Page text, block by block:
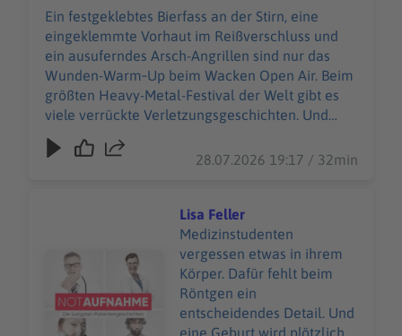
viele verrückte
Verletzungsgeschichten.
Und Wiebke Düsberg
macht sich nicht vom
(berühmtesten) Acker,
sondern nimmt die
heilende Herausforderung
500 weiteren
Rescue Squads. 85.000
W:O:A-Fans sind in guten
Händen beim
24‑Stunden‑Sanitätsdienst.
Selbst im schrägsten
*Schlammassel* …
WERBUNG Hier gibt es
Ein festgeklebtes Bierfass an der Stirn, eine
eingeklemmte Vorhaut im Reißverschluss und
ein ausuferndes Arsch-Angrillen sind nur das
Wunden-Warm‑Up beim Wacken Open Air. Beim
größten Heavy-Metal-Festival der Welt gibt es
viele verrückte Verletzungsgeschichten. Und
Wiebke Düsberg macht sich nicht vom
(berühmtesten) Acker, sondern nimmt die
Rescue Squads. 85.000 W:O:A-Fans sind in guten
Händen beim 24‑Stunden‑Sanitätsdienst. Selbst
im schrägsten *Schlammassel* … WERBUNG
Hier gibt es viele Rabatte und alle Infos zu den
Werbepartnern und „NotAufnahme“:
https://linktr.ee/notaufnahme Ihr möchtet
Werbung in diesem Podcast schalten? Schickt
28.07.2026 19:17 / 32min
Audiotitel - Lisa Feller
Lisa Feller
Medizinstudenten
vergessen etwas in ihrem
Körper. Dafür fehlt beim
Röntgen ein
entscheidendes Detail. Und